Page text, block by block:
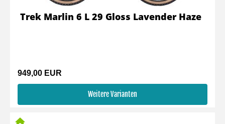
949,00 EUR
Weitere Varianten
Trek Marlin 6 L 29 Gloss Lavender Haze